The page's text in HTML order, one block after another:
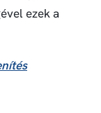
ezek a